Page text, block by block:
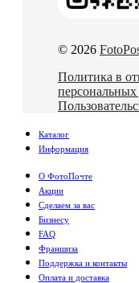
© 2026
Политика в
Каталог
Информация
О ФотоПочте
Акции
Сделаем за вас
Бизнесу
FAQ
Франшиза
Поддержка и контакты
Оплата и доставка